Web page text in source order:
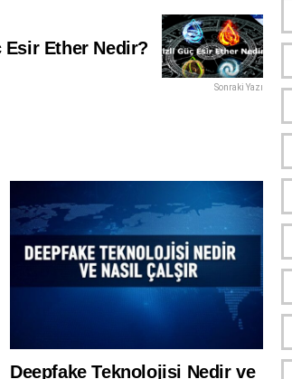
Ether Nedir?
Sonraki Yazı
Deepfake Teknolojisi Nedir ve